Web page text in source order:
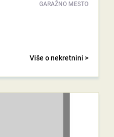
GARAŽNO MESTO
Više o nekretnini >